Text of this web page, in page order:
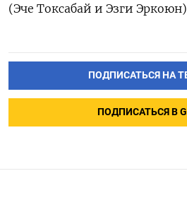
(Эче Токсабай и Эзги Эркоюн)
ПОДПИСАТЬСЯ НА
ПОДПИСАТЬСЯ В